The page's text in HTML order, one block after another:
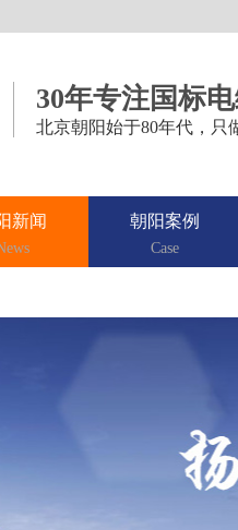
30年专注国标
北京朝阳始于80年代，只
新闻 朝阳案例
Case